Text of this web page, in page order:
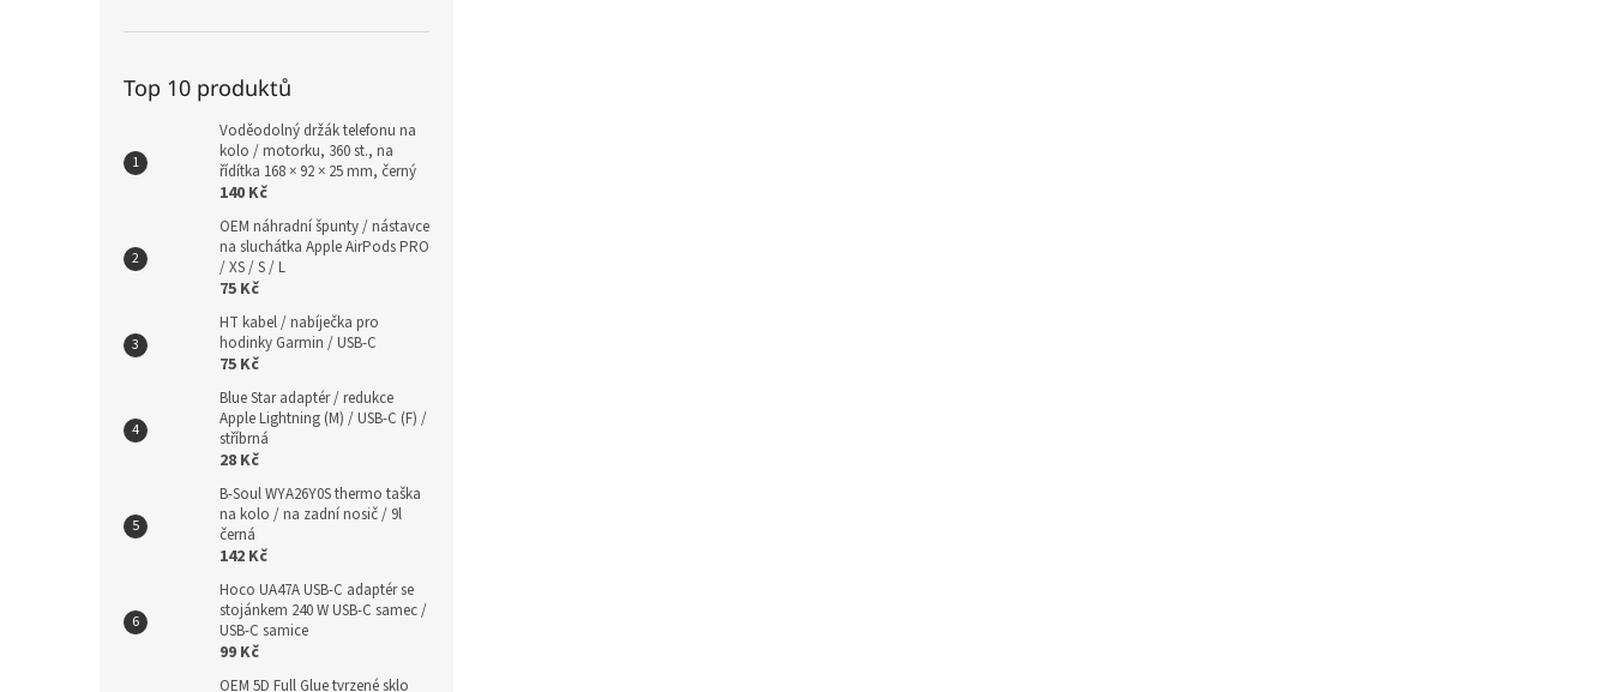
Top 10 produktů
Voděodolný držák telefonu na
kolo / motorku, 360 st., na
řídítka 168 × 92 × 25 mm, černý
140 Kč
OEM náhradní špunty / nástavce
na sluchátka Apple AirPods PRO
/ XS / S / L
75 Kč
HT kabel / nabíječka pro
hodinky Garmin / USB-C
75 Kč
Blue Star adaptér / redukce
Apple Lightning (M) / USB-C (F) /
stříbrná
28 Kč
B-Soul WYA26Y0S thermo taška
na kolo / na zadní nosič / 9l
černá
142 Kč
Hoco UA47A USB-C adaptér se
stojánkem 240 W USB-C samec /
USB-C samice
99 Kč
OEM 5D Full Glue tvrzené sklo